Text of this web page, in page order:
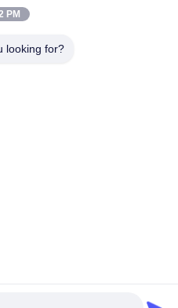
PM
looking for?